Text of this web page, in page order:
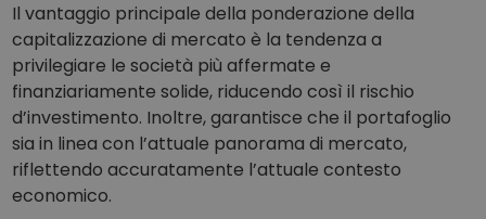
Il vantaggio principale della ponderazione della
capitalizzazione di mercato è la tendenza a
privilegiare le società più affermate e
finanziariamente solide, riducendo così il rischio
d’investimento. Inoltre, garantisce che il portafoglio
sia in linea con l’attuale panorama di mercato,
riflettendo accuratamente l’attuale contesto
economico.